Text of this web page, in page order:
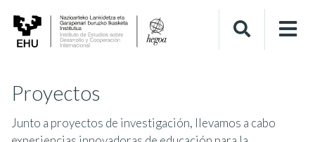
Proyectos
Junto a proyectos de investigación, llevamos a cabo